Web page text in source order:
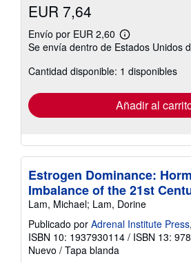
EUR 7,64
Envío por EUR 2,60
Más
información
las
tarifas
envío
Se envía dentro de Estados Unidos
Cantidad disponible: 1 disponibles
Añadir al
Estrogen Dominance:
Imbalance of the 21st
Lam, Michael; Lam, Dorine
Publicado por Adrenal Institute Press
ISBN 10: 1937930114 / ISBN 13:
Nuevo / Tapa blanda